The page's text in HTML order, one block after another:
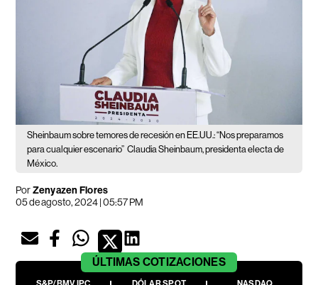
Sheinbaum sobre temores de recesión en EE.UU.: “Nos preparamos
para cualquier escenario” Claudia Sheinbaum, presidenta electa de
México.
PorZenyazen Flores
05 de agosto, 2024 | 05:57 PM
ÚLTIMAS COTIZACIONES